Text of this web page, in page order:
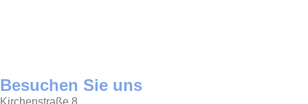
Besuchen Sie uns